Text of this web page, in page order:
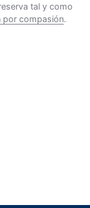
tal y como
por compasión.